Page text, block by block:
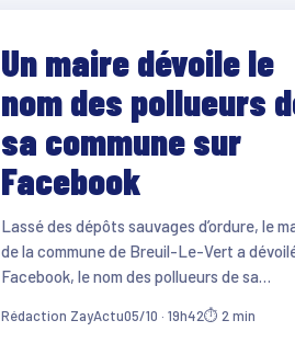
Un maire dévoile le
nom des pollueurs
sa commune sur
Facebook
Lassé des dépôts sauvages d’ordure, le
de la commune de Breuil-Le-Vert a
Facebook, le nom des pollueurs de sa…
Rédaction ZayActu05/10 · 19h42⏱ 2 min